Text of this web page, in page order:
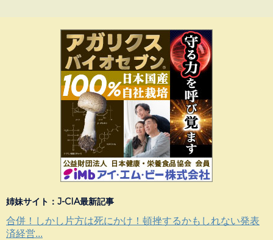
姉妹サイト：J-CIA最新記事
合併！しかし片方は死にかけ！頓挫するかもしれない発表
済経営...